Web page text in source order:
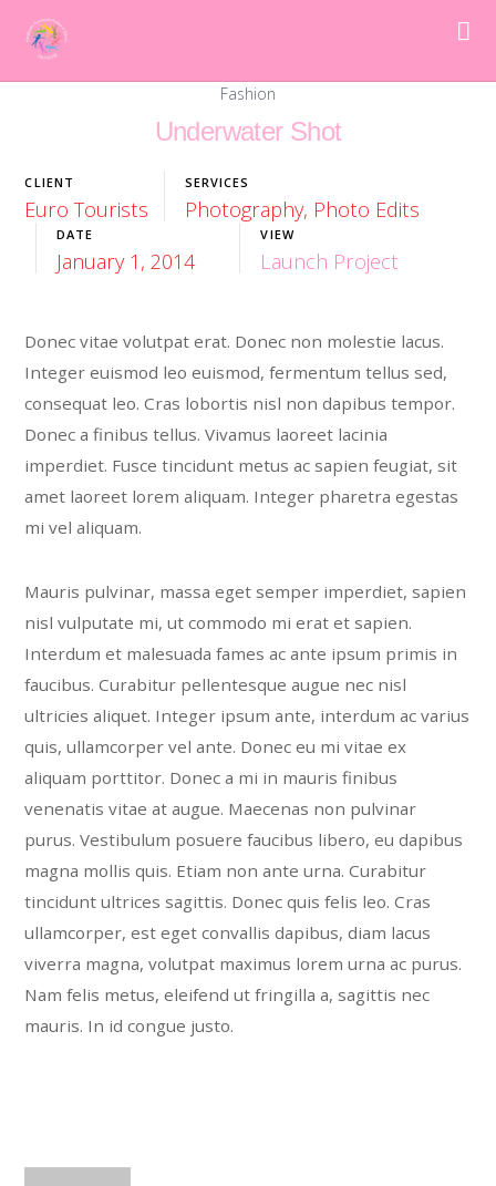
Fashion
Underwater Shot
CLIENT
Euro Tourists
SERVICES
Photography, Photo Edits
DATE
January 1, 2014
VIEW
Launch Project
Donec vitae volutpat erat. Donec non molestie lacus.
Integer euismod leo euismod, fermentum tellus sed,
consequat leo. Cras lobortis nisl non dapibus tempor.
Donec a finibus tellus. Vivamus laoreet lacinia
imperdiet. Fusce tincidunt metus ac sapien feugiat, sit
amet laoreet lorem aliquam. Integer pharetra egestas
mi vel aliquam.
Mauris pulvinar, massa eget semper imperdiet, sapien
nisl vulputate mi, ut commodo mi erat et sapien.
Interdum et malesuada fames ac ante ipsum primis in
faucibus. Curabitur pellentesque augue nec nisl
ultricies aliquet. Integer ipsum ante, interdum ac varius
quis, ullamcorper vel ante. Donec eu mi vitae ex
aliquam porttitor. Donec a mi in mauris finibus
venenatis vitae at augue. Maecenas non pulvinar
purus. Vestibulum posuere faucibus libero, eu dapibus
magna mollis quis. Etiam non ante urna. Curabitur
tincidunt ultrices sagittis. Donec quis felis leo. Cras
ullamcorper, est eget convallis dapibus, diam lacus
viverra magna, volutpat maximus lorem urna ac purus.
Nam felis metus, eleifend ut fringilla a, sagittis nec
mauris. In id congue justo.